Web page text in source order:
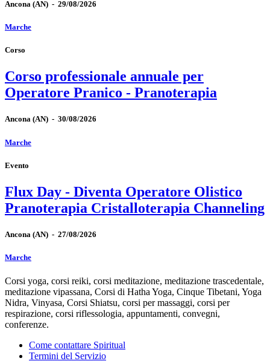
Ancona (AN) - 29/08/2026
Marche
Corso
Corso professionale annuale per
Operatore Pranico - Pranoterapia
Ancona (AN) - 30/08/2026
Marche
Evento
Flux Day - Diventa Operatore Olistico
Pranoterapia Cristalloterapia Channeling
Ancona (AN) - 27/08/2026
Marche
Corsi yoga, corsi reiki, corsi meditazione, meditazione trascedentale,
meditazione vipassana, Corsi di Hatha Yoga, Cinque Tibetani, Yoga
Nidra, Vinyasa, Corsi Shiatsu, corsi per massaggi, corsi per
respirazione, corsi riflessologia, appuntamenti, convegni,
conferenze.
Come contattare Spiritual
Termini del Servizio